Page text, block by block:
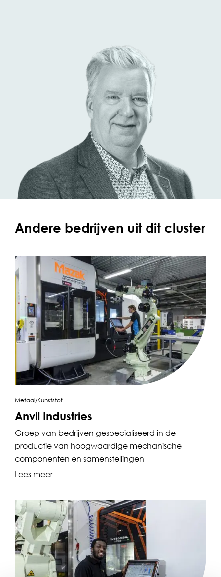
Andere bedrijven uit dit cluster
Metaal/Kunststof
Anvil Industries
Groep van bedrijven gespecialiseerd in de
productie van hoogwaardige mechanische
componenten en samenstellingen
Lees meer